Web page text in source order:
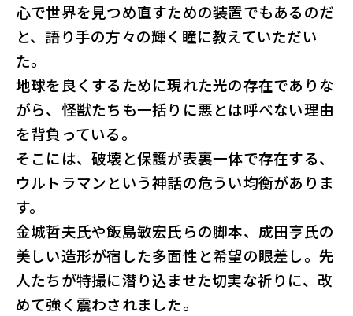
心で世界を見つめ直すための装置でもあるのだ
と、語り手の方々の輝く瞳に教えていただい
た。
地球を良くするために現れた光の存在でありな
がら、怪獣たちも一括りに悪とは呼べない理由
を背負っている。
そこには、破壊と保護が表裏一体で存在する、
ウルトラマンという神話の危うい均衡がありま
す。
金城哲夫氏や飯島敏宏氏らの脚本、成田亨氏の
美しい造形が宿した多面性と希望の眼差し。先
人たちが特撮に潜り込ませた切実な祈りに、改
めて強く震わされました。